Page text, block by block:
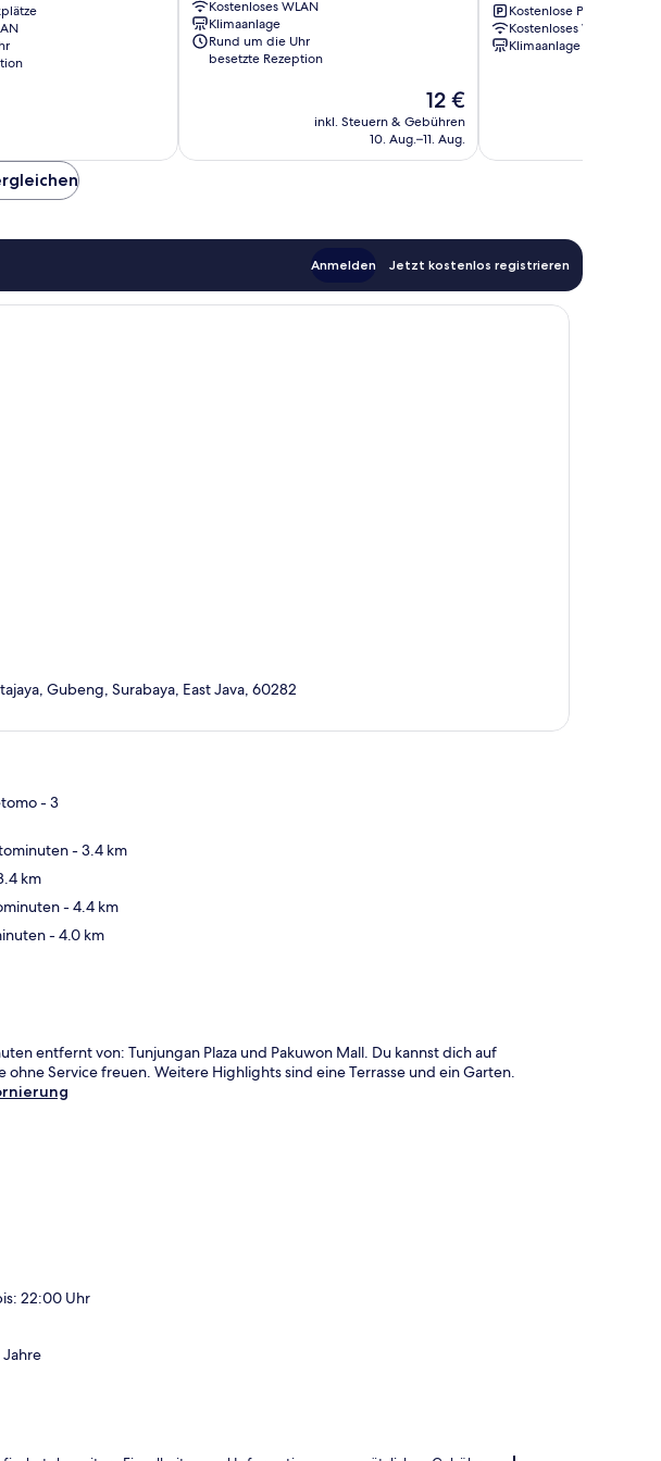
Zentrum
Kostenloses WLAN
Klimaanlage
Rund um die Uhr
besetzte Rezeption
Der
Preis
beträgt
12 €
inkl. Steuern & Gebühren
10. Aug.–11. Aug.
Only
Surabaya
Zentrum
Kostenlose Parkplätze
Kostenloses WLAN
Klimaanlage
Anmelden Jetzt kostenlos registrieren
Gubeng, Surabaya, East Java, 60282
- 3
- 3.4 km
km
- 4.4 km
- 4.0 km
entfernt von: Tunjungan Plaza und Pakuwon Mall. Du kannst dich auf
Service freuen. Weitere Highlights sind eine Terrasse und ein Garten.
22:00 Uhr